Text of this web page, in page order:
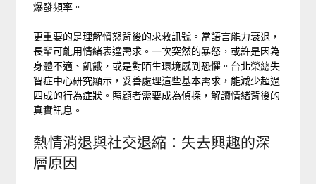
爆發頻率。
更重要的是理解憤怒背後的求救訊號。當語言能力衰退，
長輩可能用情緒表達需求。一次突然的暴怒，或許是因為
身體不適、飢餓，或是對陌生環境感到恐懼。台北榮總失
智症中心研究顯示，妥善處理這些基本需求，能減少超過
四成的行為症狀。照顧者需要成為偵探，解讀情緒背後的
真實訊息。
熱情消退與社交退縮：失去興趣的深
層原因